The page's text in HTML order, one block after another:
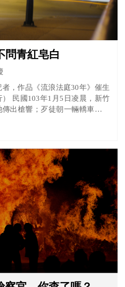
問青紅皂白
，作品《流浪法庭30年》催生
） 民國103年1月5日凌晨，新竹
出槍響；歹徒朝一輛轎車連開